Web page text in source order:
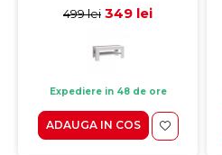
499 lei 349 lei
Expediere in 48 de ore
ADAUGA IN COS